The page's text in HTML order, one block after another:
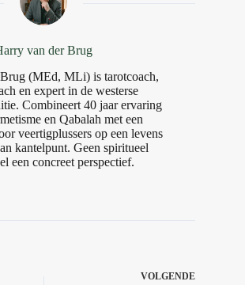
van der Brug
(MEd, MLi) is tarotcoach,
en expert in de westerse
Combineert 40 jaar ervaring
en Qabalah met een
veertigplussers op een levens
kantelpunt. Geen spiritueel
een concreet perspectief.
VOLGENDE